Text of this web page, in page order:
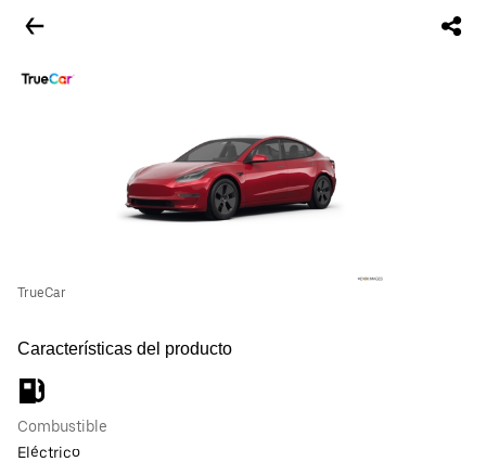
TrueCar
Características del producto
Combustible
Eléctrico